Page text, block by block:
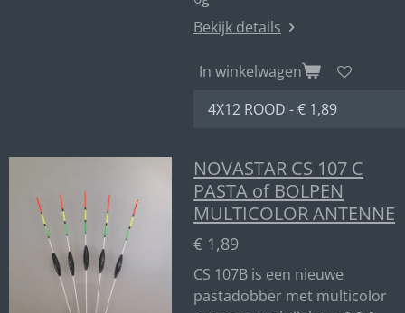
Bekijk details
In winkelwagen
NOVASTAR CS 107 C
PASTA of BOLPEN
MULTICOLOR ANTENNE
€ 1,89
CS 107B is een nieuwe
pastadobber met multicolor